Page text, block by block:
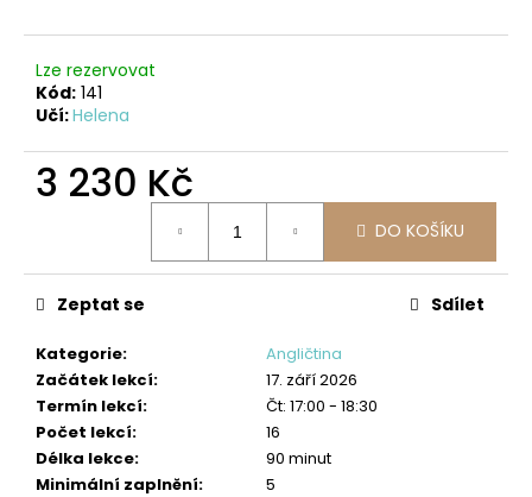
Lze rezervovat
Kód: 141
Učí:Helena
3 230 Kč
DO KOŠÍKU
Kategorie:
Angličtina
Začátek lekcí:
17. září 2026
Termín lekcí:
Čt: 17:00 - 18:30
Počet lekcí:
16
Délka lekce:
90 minut
Minimální zaplnění:
5
Zeptat se Sdílet
D
o
p
o
u
č
e
m
ANGLIČTINA:
KONVERZACE
PRO
MÍRNĚ
POKROČILÉ